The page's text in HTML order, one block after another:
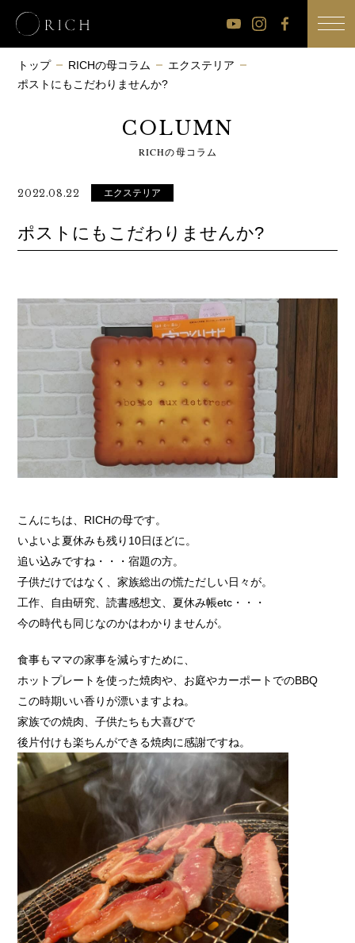
式
ャ
トップ RICHの母コラム
エクステリア
ポストにもこだわりませんか?
COLUMN
RICHの母コラム
2022.08.22 エクステリア
ポストにもこだわりませんか?
こんにちは、RICHの母です。
いよいよ夏休みも残り10日ほどに。
追い込みですね・・・宿題の方。
子供だけではなく、家族総出の慌ただしい日々が。
工作、自由研究、読書感想文、夏休み帳etc・・・
今の時代も同じなのかはわかりませんが。
食事もママの家事を減らすために、
ホットプレートを使った焼肉や、お庭やカーポートでのBBQ
この時期いい香りが漂いますよね。
家族での焼肉、子供たちも大喜びで
後片付けも楽ちんができる焼肉に感謝ですね。